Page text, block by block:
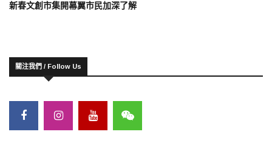
新春文創市集開幕翼市民加深了解
關注我們 / Follow Us